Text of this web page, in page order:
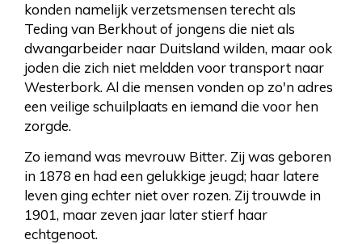
konden namelijk verzetsmensen terecht als
Teding van Berkhout of jongens die niet als
dwangarbeider naar Duitsland wilden, maar ook
joden die zich niet meldden voor transport naar
Westerbork. Al die mensen vonden op zo'n adres
een veilige schuilplaats en iemand die voor hen
zorgde.
Zo iemand was mevrouw Bitter. Zij was geboren
in 1878 en had een gelukkige jeugd; haar latere
leven ging echter niet over rozen. Zij trouwde in
1901, maar zeven jaar later stierf haar
echtgenoot.